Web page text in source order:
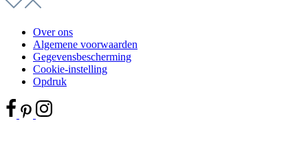
Over ons
Algemene voorwaarden
Gegevensbescherming
Cookie-instelling
Opdruk